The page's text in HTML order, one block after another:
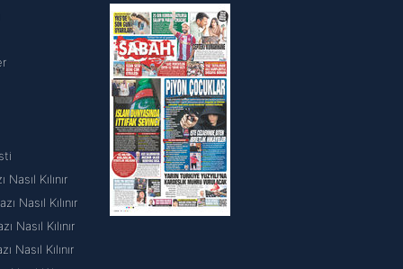
Nasıl Kılınır
Nasıl Kılınır
Nasıl Kılınır
Nasıl Kılınır